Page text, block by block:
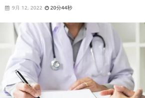
9月 12, 2022 20分44秒